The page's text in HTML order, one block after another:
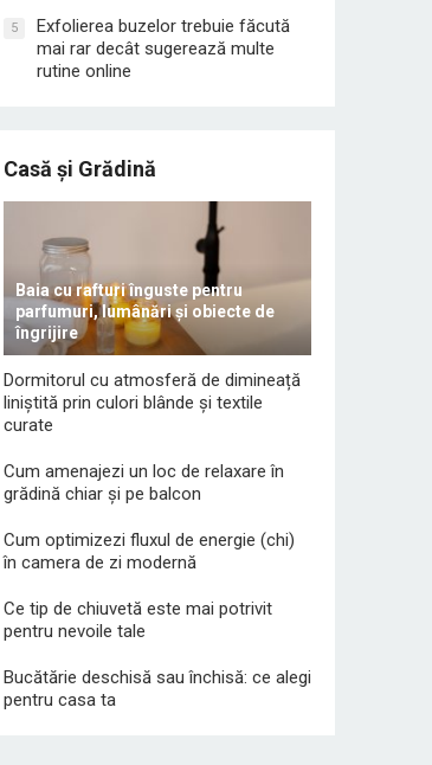
5
Exfolierea buzelor trebuie făcută
mai rar decât sugerează multe
rutine online
Casă și Grădină
Baia cu rafturi înguste pentru
parfumuri, lumânări și obiecte de
îngrijire
Dormitorul cu atmosferă de dimineață
liniștită prin culori blânde și textile
curate
Cum amenajezi un loc de relaxare în
grădină chiar și pe balcon
Cum optimizezi fluxul de energie (chi)
în camera de zi modernă
Ce tip de chiuvetă este mai potrivit
pentru nevoile tale
Bucătărie deschisă sau închisă: ce alegi
pentru casa ta